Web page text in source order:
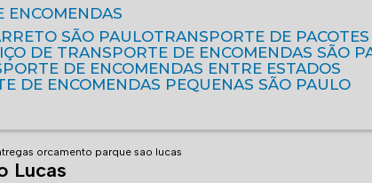
ENCOMENDAS
SÃO PAULO
TRANSPORTE DE
DE TRANSPORTE DE ENCOMENDAS SÃO
DE ENCOMENDAS ENTRE ESTADOS
DE ENCOMENDAS PEQUENAS SÃO PAULO
orcamento parque sao lucas
Lucas